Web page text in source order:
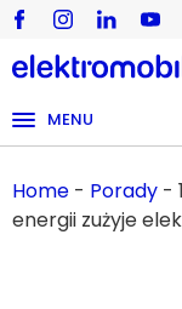
MENU
Home - Porady -
energii zużyje